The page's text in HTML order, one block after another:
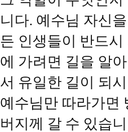
니다. 예수님 자신
든 인생들이 반드
에 가려면 길을 알
서 유일한 길이 되
예수님만 따라가면
버지께 갈 수 있습